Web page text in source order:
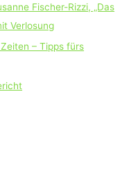
Fischer-Rizzi, „Das
Verlosung
– Tipps fürs